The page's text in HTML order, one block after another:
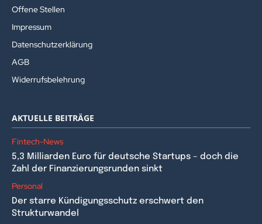
Offene Stellen
Impressum
Datenschutzerklärung
AGB
Widerrufsbelehrung
AKTUELLE BEITRÄGE
Fintech-News
5,3 Milliarden Euro für deutsche Startups – doch die
Zahl der Finanzierungsrunden sinkt
Personal
Der starre Kündigungsschutz erschwert den
Strukturwandel